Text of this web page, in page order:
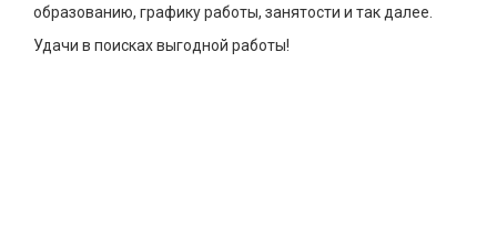
образованию, графику работы, занятости и так далее.
Удачи в поисках выгодной работы!